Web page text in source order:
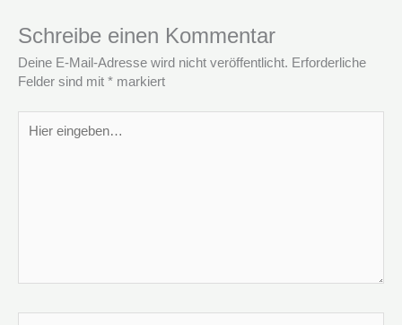
Schreibe einen Kommentar
Deine E-Mail-Adresse wird nicht veröffentlicht. Erforderliche
Felder sind mit * markiert
eingeben…